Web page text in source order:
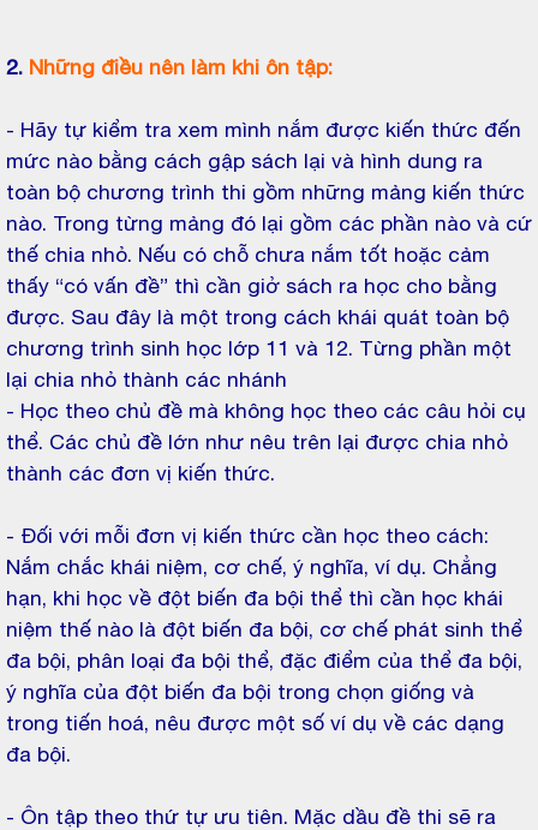
2. Những điều nên làm khi ôn tập:
- Hãy tự kiểm tra xem mình nắm được kiến thức đến
mức nào bằng cách gập sách lại và hình dung ra
toàn bộ chương trình thi gồm những mảng kiến thức
nào. Trong từng mảng đó lại gồm các phần nào và cứ
thế chia nhỏ. Nếu có chỗ chưa nắm tốt hoặc cảm
thấy “có vấn đề” thì cần giở sách ra học cho bằng
được. Sau đây là một trong cách khái quát toàn bộ
chương trình sinh học lớp 11 và 12. Từng phần một
lại chia nhỏ thành các nhánh
- Học theo chủ đề mà không học theo các câu hỏi cụ
thể. Các chủ đề lớn như nêu trên lại được chia nhỏ
thành các đơn vị kiến thức.
- Đối với mỗi đơn vị kiến thức cần học theo cách:
Nắm chắc khái niệm, cơ chế, ý nghĩa, ví dụ. Chẳng
hạn, khi học về đột biến đa bội thể thì cần học khái
niệm thế nào là đột biến đa bội, cơ chế phát sinh thể
đa bội, phân loại đa bội thể, đặc điểm của thể đa bội,
ý nghĩa của đột biến đa bội trong chọn giống và
trong tiến hoá, nêu được một số ví dụ về các dạng
đa bội.
- Ôn tập theo thứ tự ưu tiên. Mặc dầu đề thi sẽ ra